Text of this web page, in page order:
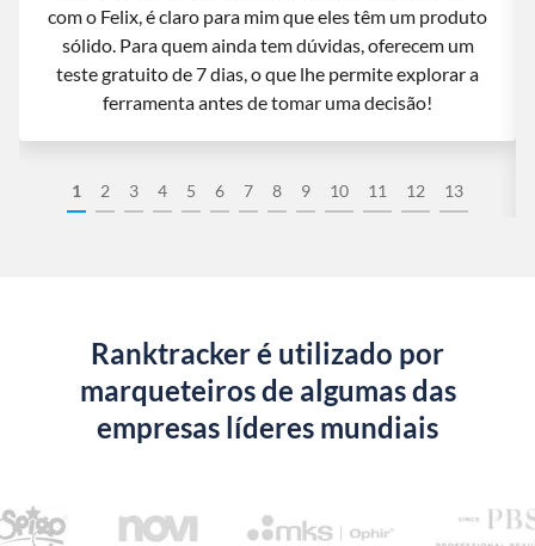
1 2 3 4 5 6 7 8 9 10 11 12 13
com o Felix, é claro para mim que eles têm um produto
sólido. Para quem ainda tem dúvidas, oferecem um
teste gratuito de 7 dias, o que lhe permite explorar a
ferramenta antes de tomar uma decisão!
Ranktracker é utilizado por
marqueteiros de algumas das
empresas líderes mundiais